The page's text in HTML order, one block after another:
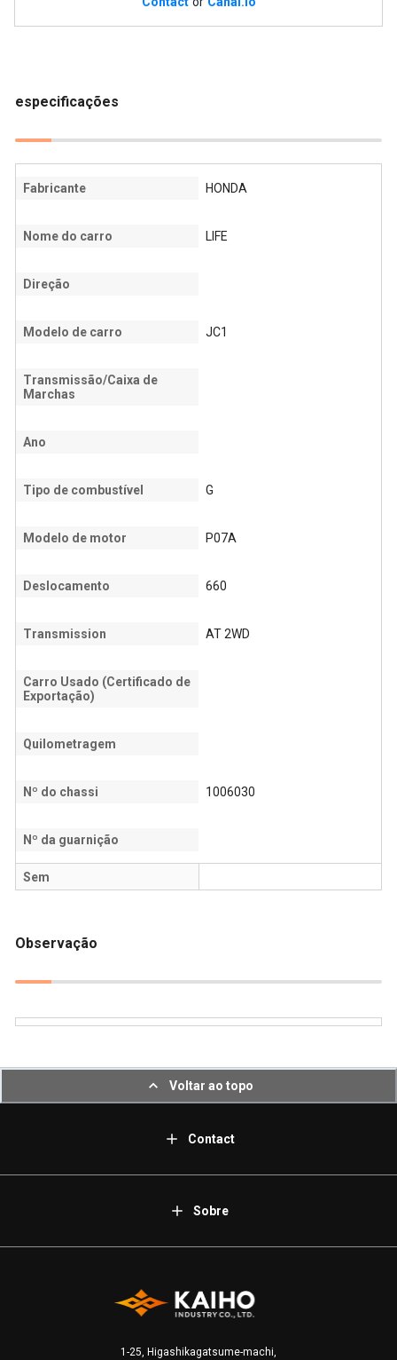
especificações
Fabricante HONDA
Nome do carro LIFE
Direção
Modelo de carro JC1
Transmissão/Caixa de
Marchas
Ano
Tipo de combustível G
Modelo de motor P07A
Deslocamento 660
Transmission AT 2WD
Carro Usado (Certificado de
Exportação)
Quilometragem
Nº do chassi 1006030
Nº da guarnição
Sem
Observação
Voltar ao topo
Contact
Sobre
1-25, Higashikagatsume-machi,